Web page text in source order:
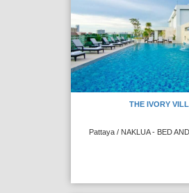
THE IVORY
Pattaya / NAKLUA - BED